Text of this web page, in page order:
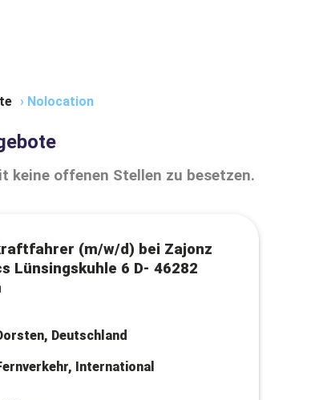
› Nolocation
keine offenen Stellen zu besetzen.
(m/w/d) bei Zajonz
Lünsingskuhle 6 D- 46282
Deutschland
International